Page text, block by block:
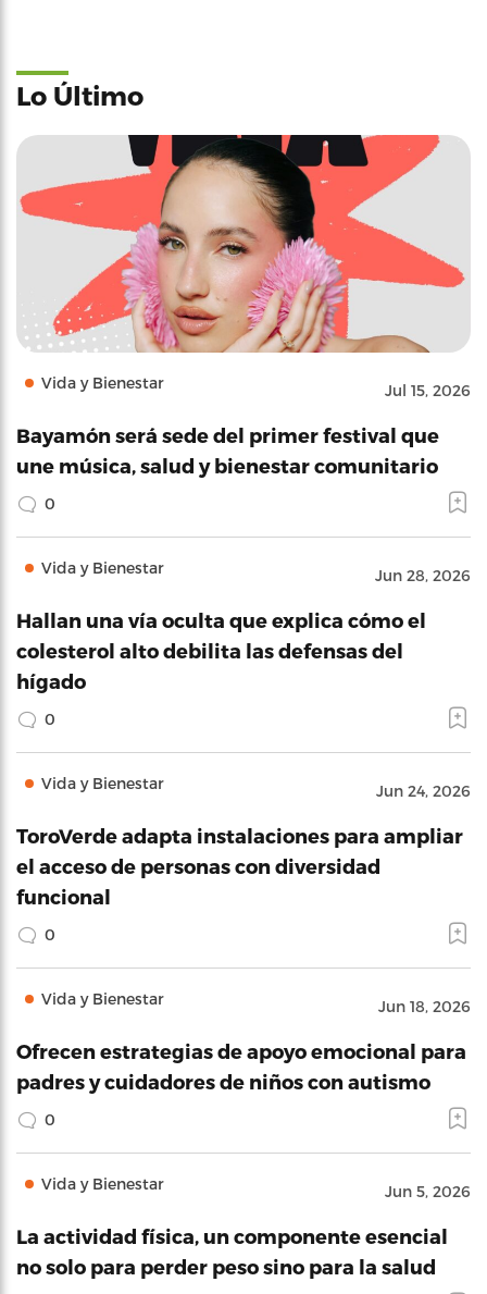
Lo Último
Vida y Bienestar Jul 15, 2026
Bayamón será sede del primer festival que
une música, salud y bienestar comunitario
0
Vida y Bienestar Jun 28, 2026
Hallan una vía oculta que explica cómo el
colesterol alto debilita las defensas del
hígado
0
Vida y Bienestar Jun 24, 2026
ToroVerde adapta instalaciones para ampliar
el acceso de personas con diversidad
funcional
0
Vida y Bienestar Jun 18, 2026
Ofrecen estrategias de apoyo emocional para
padres y cuidadores de niños con autismo
0
Vida y Bienestar Jun 5, 2026
La actividad física, un componente esencial
no solo para perder peso sino para la salud